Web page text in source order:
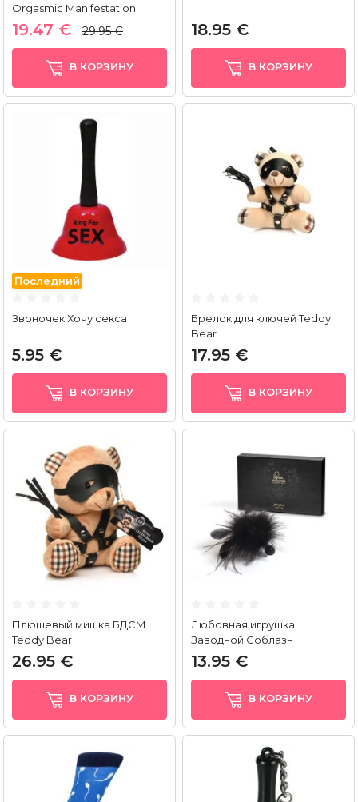
Orgasmic Manifestation
Sweaty (180 г)
19.47 € 29.95 €
В КОРЗИНУ
18.95 €
В КОРЗИНУ
Последний
Звоночек Хочу секса
5.95 €
В КОРЗИНУ
Брелок для ключей Teddy
Bear
17.95 €
В КОРЗИНУ
Плюшевый мишка БДСМ
Teddy Bear
26.95 €
В КОРЗИНУ
Любовная игрушка
Заводной Соблазн
13.95 €
В КОРЗИНУ